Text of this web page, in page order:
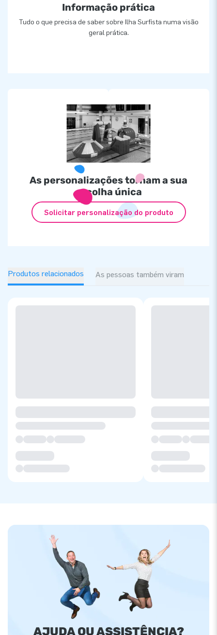
Informação prática
Tudo o que precisa de saber sobre Ilha Surfista numa visão
geral prática.
As personalizações tornam a sua
escolha única
Solicitar personalização do produto
Produtos relacionados As pessoas também viram
AJUDA OU ASSISTÊNCIA?